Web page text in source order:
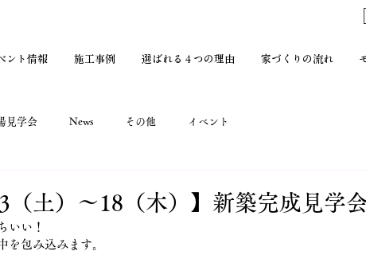
ント情報 施工事例 選ばれる４つの理由 家づくりの流れ
見学会 News その他 イベント
（土）〜18（木）】新築完成見学
いい！
を包み込みます。